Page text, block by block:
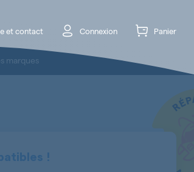
et contact Connexion Panier
marques
!